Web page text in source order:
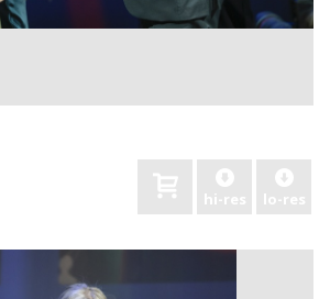
hi-res lo-res